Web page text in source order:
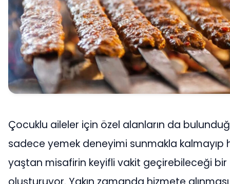
Çocuklu aileler için özel alanların da
sadece yemek deneyimi sunmakla kalmayıp
yaştan misafirin keyifli vakit geçirebileceği